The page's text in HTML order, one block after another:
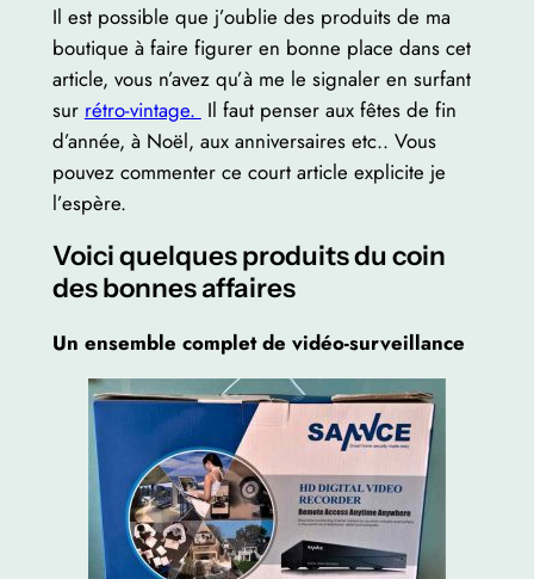
Il est possible que j’oublie des produits de ma
boutique à faire figurer en bonne place dans cet
article, vous n’avez qu’à me le signaler en surfant
sur rétro-vintage. Il faut penser aux fêtes de fin
d’année, à Noël, aux anniversaires etc.. Vous
pouvez commenter ce court article explicite je
l’espère.
Voici quelques produits du coin
des bonnes affaires
Un ensemble complet de vidéo-surveillance